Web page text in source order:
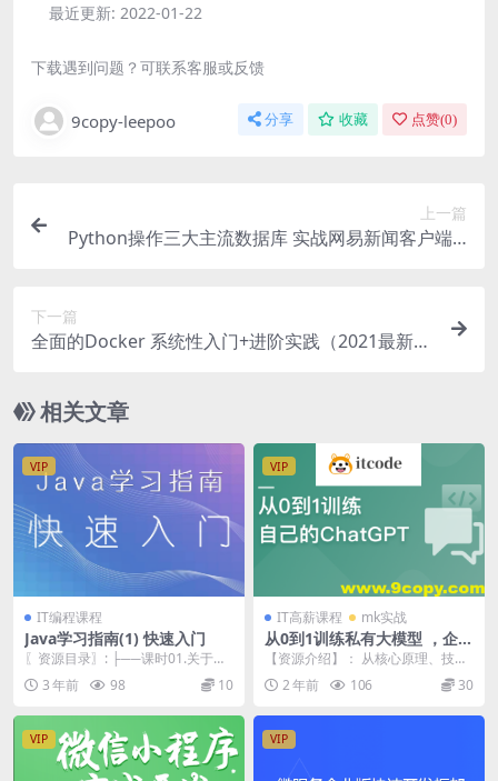
最近更新: 2022-01-22
下载遇到问题？可联系客服或反馈
9copy-leepoo 分享 收藏 点赞(0)
上一篇
Python操作三大主流数据库 实战网易新闻客户端 |
下一篇
全面的Docker 系统性入门+进阶实践（2021最新
相关文章
VIP
IT编程课程
Java学习指南(1) 快速入门
〖资源目录〗: ├──课时01.关于本
篇.flv 32.23M ├──课时02....
3 年前 98 10
VIP
IT高薪课程 mk实战
从0到1训练私有大模型 ，企业
急迫需求，抢占市场先机 | 更
新至8章
【资源介绍】： 从核心原理、技术
+ PEFT微调大模型+ LangChain构
建...2 年前 106 30
VIP VIP